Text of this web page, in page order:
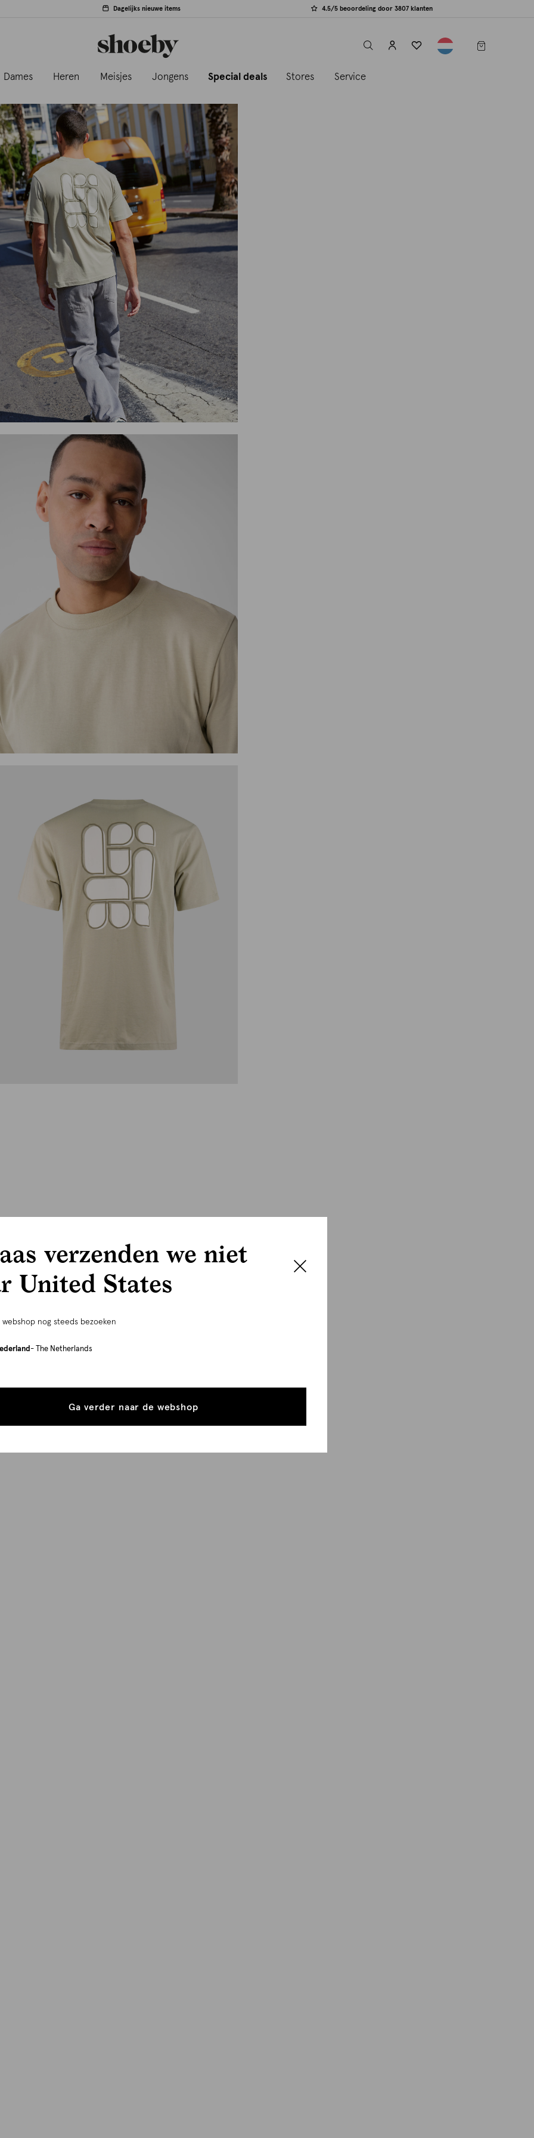
Dagelijks nieuwe items 4.5/5 beoordeling door 3807 klanten
label.header.toggle
Dames Heren Meisjes Jongens Special deals Stores Service
verzenden we niet
United States
nog steeds bezoeken
- The Netherlands
Ga verder naar de webshop